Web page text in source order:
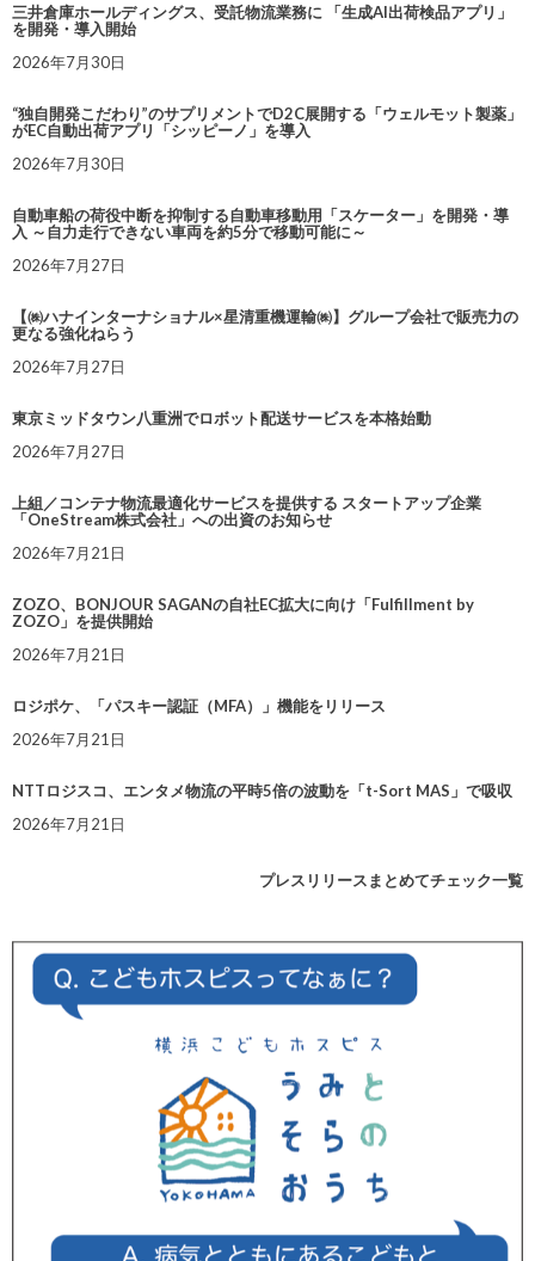
三井倉庫ホールディングス、受託物流業務に 「生成AI出荷検品アプリ」
を開発・導入開始
2026年7月30日
“独自開発こだわり”のサプリメントでD2C展開する「ウェルモット製薬」
がEC自動出荷アプリ「シッピーノ」を導入
2026年7月30日
自動車船の荷役中断を抑制する自動車移動用「スケーター」を開発・導
入 ～自力走行できない車両を約5分で移動可能に～
2026年7月27日
【㈱ハナインターナショナル×星清重機運輸㈱】グループ会社で販売力の
更なる強化ねらう
2026年7月27日
東京ミッドタウン八重洲でロボット配送サービスを本格始動
2026年7月27日
上組／コンテナ物流最適化サービスを提供する スタートアップ企業
「OneStream株式会社」への出資のお知らせ
2026年7月21日
ZOZO、BONJOUR SAGANの自社EC拡大に向け「Fulfillment by
ZOZO」を提供開始
2026年7月21日
ロジポケ、「パスキー認証（MFA）」機能をリリース
2026年7月21日
NTTロジスコ、エンタメ物流の平時5倍の波動を「t-Sort MAS」で吸収
2026年7月21日
プレスリリースまとめてチェック一覧